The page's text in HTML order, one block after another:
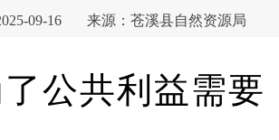
09-16 来源：苍溪县自然资源局
了公共利益需